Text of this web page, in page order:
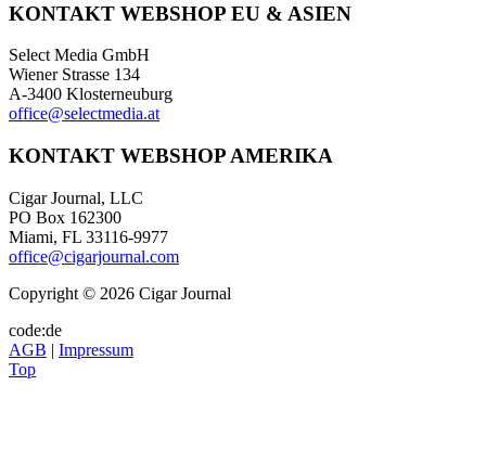
KONTAKT WEBSHOP EU & ASIEN
Select Media GmbH
Wiener Strasse 134
A-3400 Klosterneuburg
office@selectmedia.at
KONTAKT WEBSHOP AMERIKA
Cigar Journal, LLC
PO Box 162300
Miami, FL 33116-9977
office@cigarjournal.com
Copyright © 2026 Cigar Journal
code:de
AGB | Impressum
Top